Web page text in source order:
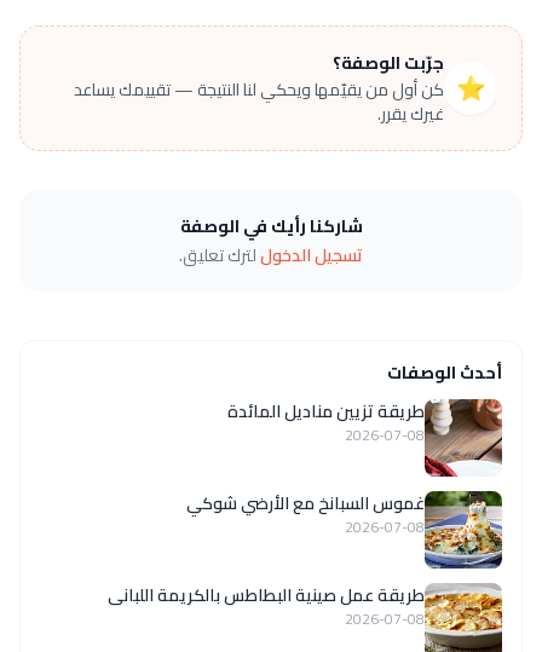
⭐
جرّبت الوصفة؟
كن أول من يقيّمها ويحكي لنا النتيجة — تقييمك يساعد
غيرك يقرر.
شاركنا رأيك في الوصفة
تسجيل الدخوللترك تعليق.
أحدث الوصفات
طريقة تزيين مناديل المائدة
2026-07-08
غموس السبانخ مع الأرضي شوكي
2026-07-08
طريقة عمل صينية البطاطس بالكريمة اللبانى
2026-07-08